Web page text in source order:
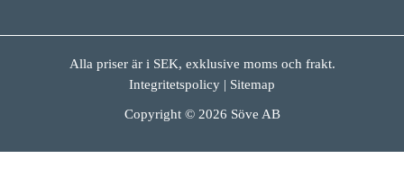
Alla priser är i SEK, exklusive moms och frakt.
Integritetspolicy | Sitemap
Copyright © 2026 Söve AB